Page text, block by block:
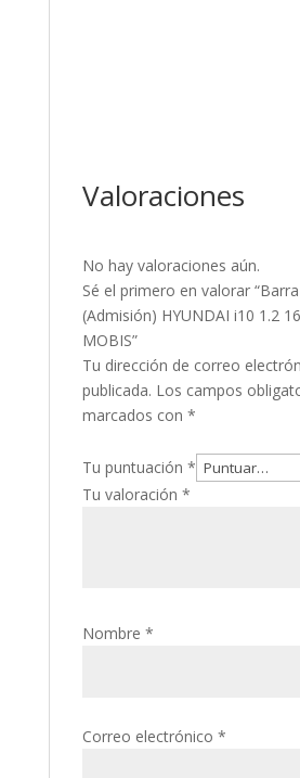
Valoraciones
No hay valoraciones aún.
Sé el primero en valorar
(Admisión) HYUNDAI i10 1.2
MOBIS”
Tu dirección de correo
publicada. Los campos
marcados con *
Tu puntuación *
Tu valoración *
Nombre *
Correo electrónico *